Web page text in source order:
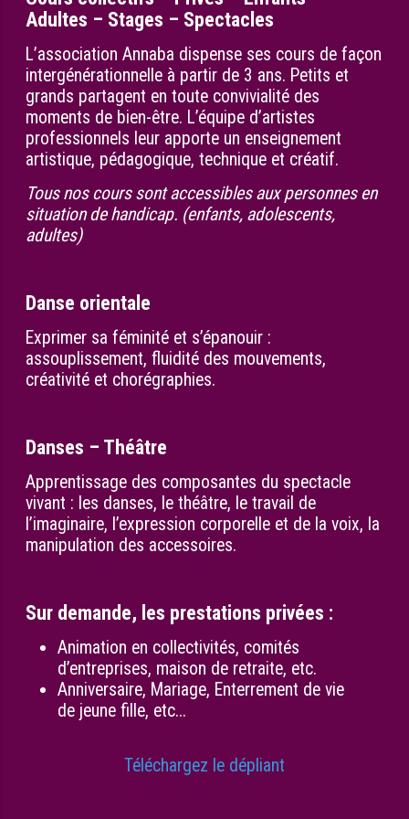
Adultes – Stages – Spectacles
L’association Annaba dispense ses cours de façon
intergénérationnelle à partir de 3 ans. Petits et
grands partagent en toute convivialité des
moments de bien-être. L’équipe d’artistes
professionnels leur apporte un enseignement
artistique, pédagogique, technique et créatif.
Tous nos cours sont accessibles aux personnes en
situation de handicap. (enfants, adolescents,
adultes)
Danse orientale
Exprimer sa féminité et s’épanouir :
assouplissement, fluidité des mouvements,
créativité et chorégraphies.
Danses – Théâtre
Apprentissage des composantes du spectacle
vivant : les danses, le théâtre, le travail de
l’imaginaire, l’expression corporelle et de la voix, la
manipulation des accessoires.
Sur demande, les prestations privées :
Animation en collectivités, comités
d’entreprises, maison de retraite, etc.
Anniversaire, Mariage, Enterrement de vie
de jeune fille, etc...
Téléchargez le dépliant